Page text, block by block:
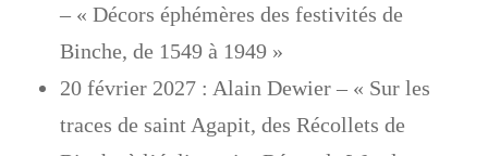
– « Décors éphémères des festivités de
Binche, de 1549 à 1949 »
20 février 2027 : Alain Dewier – « Sur les
traces de saint Agapit, des Récollets de